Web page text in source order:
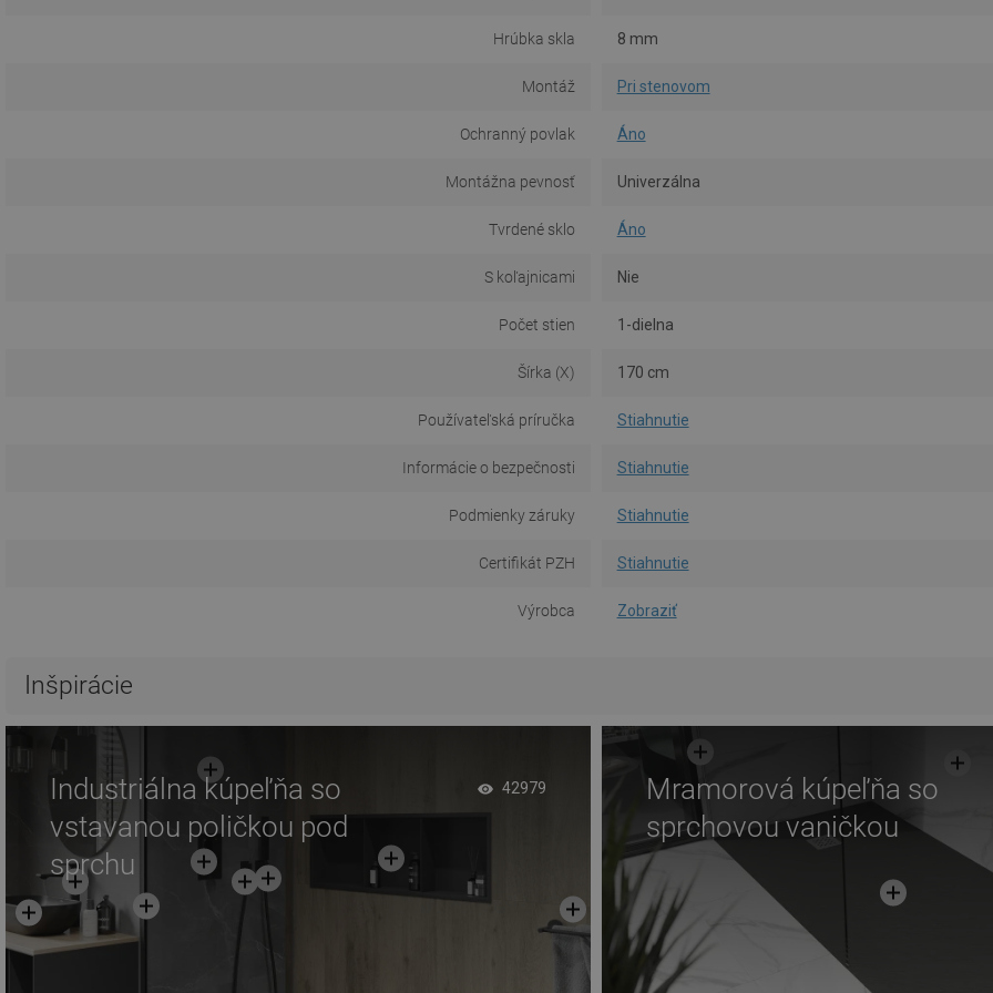
Hrúbka skla 8 mm
Montáž Pri stenovom
Ochranný povlak Áno
Montážna pevnosť Univerzálna
Tvrdené sklo Áno
S koľajnicami Nie
Počet stien 1-dielna
Šírka (X) 170 cm
Používateľská príručka Stiahnutie
Informácie o bezpečnosti Stiahnutie
Podmienky záruky Stiahnutie
Certifikát PZH Stiahnutie
Výrobca Zobraziť
Inšpirácie
Industriálna kúpeľňa so
vstavanou poličkou pod
sprchu
42979
Mramorová kúpeľňa so
sprchovou vaničkou